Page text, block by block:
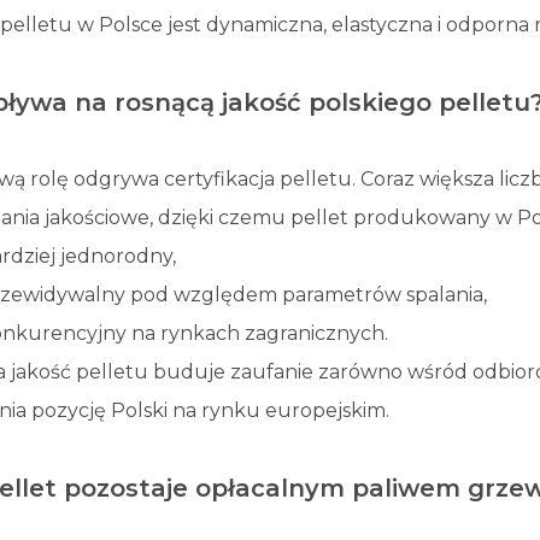
w Polsce jest dynamiczna, elastyczna i odporna
na rosnącą jakość polskiego
rolę odgrywa certyfikacja pelletu. Coraz większa
jakościowe, dzięki czemu pellet produkowany w
jednorodny,
pod względem parametrów spalania,
na rynkach zagranicznych.
jakość pelletu buduje zaufanie zarówno wśród
pozycję Polski na rynku europejskim.
pozostaje opłacalnym paliwem